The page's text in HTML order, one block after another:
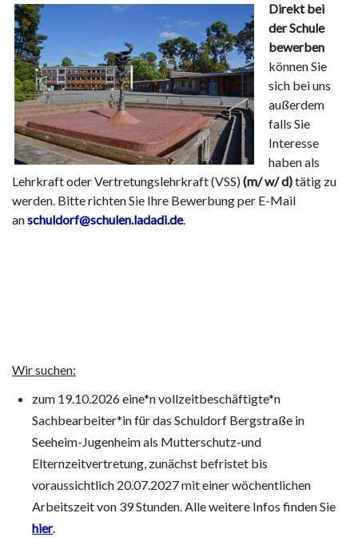
Direkt bei
der Schule
bewerben
können Sie
sich bei uns
außerdem
falls Sie
Interesse
haben als
Lehrkraft oder Vertretungslehrkraft (VSS)(m/ w/ d)tätig zu
werden. Bitte richten Sie Ihre Bewerbung per E-Mail
anschuldorf@schulen.ladadi.de.
Wir suchen:
zum 19.10.2026 eine*n vollzeitbeschäftigte*n
Sachbearbeiter*in für das Schuldorf Bergstraße in
Seeheim-Jugenheim als Mutterschutz-und
Elternzeitvertretung, zunächst befristet bis
voraussichtlich 20.07.2027 mit einer wöchentlichen
Arbeitszeit von 39 Stunden. Alle weitere Infos finden Sie
hier.